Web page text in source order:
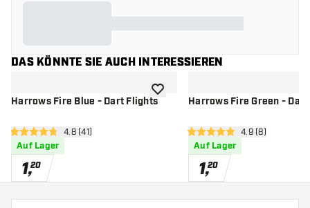
DAS KÖNNTE SIE AUCH INTERESSIEREN
Harrows Fire Blue - Dart Flights
Bewertungsbereich öffnen
4.8 Bewertungssterne
4.8 (41)
Auf Lager
1,20
Zur Wunschliste hinzufügen
Harrows Fire Green -
4.9 Bewertungssterne
4.9 (8)
Auf Lager
1,20